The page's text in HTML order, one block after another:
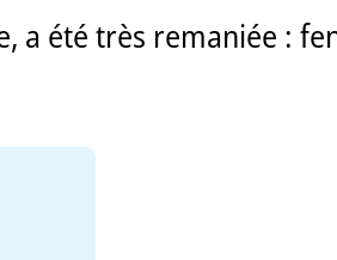
a été très remaniée :